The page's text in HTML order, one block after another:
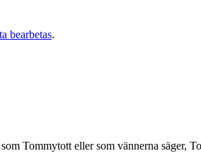
bearbetas.
Tommytott eller som vännerna säger,